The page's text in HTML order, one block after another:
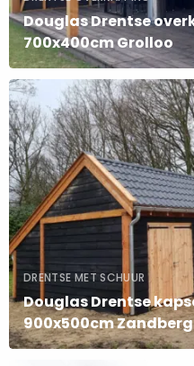
Douglas Drentse
700x400cm Grolloo
DRENTSE MET SCHUUR
Douglas Drentse
900x500cm Zandberg
Lees
meer
over